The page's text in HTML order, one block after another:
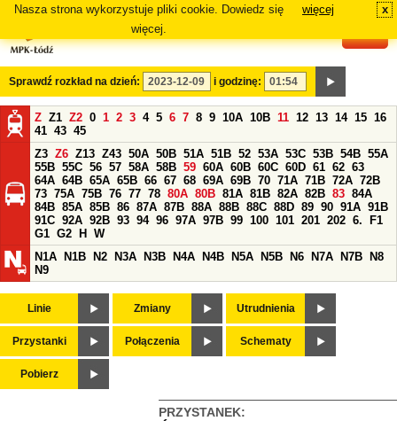
Nasza strona wykorzystuje pliki cookie. Dowiedz się
więcej.
więcej x
Sprawdź rozkład na dzień: i godzinę:
Z Z1 Z2 0 1 2 3 4 5 6 7 8 9 10A 10B 11 12 13 14 15 16
41 43 45
Z3 Z6 Z13 Z43 50A 50B 51A 51B 52 53A 53C 53B 54B 55A
55B 55C 56 57 58A 58B 59 60A 60B 60C 60D 61 62 63
64A 64B 65A 65B 66 67 68 69A 69B 70 71A 71B 72A 72B
73 75A 75B 76 77 78 80A 80B 81A 81B 82A 82B 83 84A
84B 85A 85B 86 87A 87B 88A 88B 88C 88D 89 90 91A 91B
91C 92A 92B 93 94 96 97A 97B 99 100 101 201 202 6.
F1
G1 G2 H
W
N1A
N1B N2 N3A N3B N4A N4B N5A N5B N6 N7A N7B
N8
N9
Linie Zmiany Utrudnienia
Przystanki Połączenia Schematy
Pobierz
PRZYSTANEK: